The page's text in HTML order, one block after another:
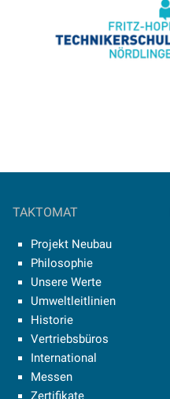
TAKTOMAT
Projekt Neubau
Philosophie
Unsere Werte
Umweltleitlinien
Historie
Vertriebsbüros
International
Messen
Zertifikate